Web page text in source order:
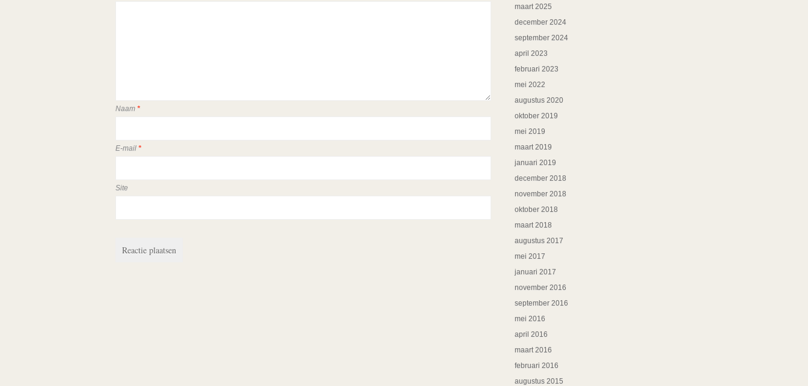
Naam *
E-mail *
Site
maart 2025
december 2024
september 2024
april 2023
februari 2023
mei 2022
augustus 2020
oktober 2019
mei 2019
maart 2019
januari 2019
december 2018
november 2018
oktober 2018
maart 2018
augustus 2017
mei 2017
januari 2017
november 2016
september 2016
mei 2016
april 2016
maart 2016
februari 2016
augustus 2015